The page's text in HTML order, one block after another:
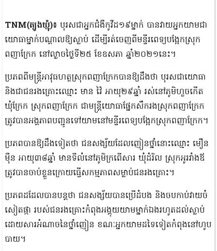
TNM(ត្បូងឃ្មុំ)៖ បុរសជាអ្នកជំងឺកូវីដ១៩ម្នាក់ បានវាយអ្នកយាមជា
យោធាម្នាក់បណ្តាលឱ្យស្លាប់ ដើម្បីរត់ចេញពីមន្ទីរពេទ្យបង្អែកស្រុក
ពញាក្រែក នៅល្ងាចថ្ងៃទី២៥ ខែឧសភា ឆ្នាំ២០២១នេះ។
ប្រភពពីមន្រ្តីអាវុធហត្ថស្រុកពញាក្រែកបានឱ្យដឹងថា បុរសជាយោធា
និងជាជនរងគ្រោះឈ្មោះ មាន វ៉ៃ អាយុ២៩ឆ្នាំ រស់នៅភូមិហួចកើត
ឃុំក្រែក ស្រុកពញាក្រែក ជាមន្រ្តីយោធាផ្នែកសឹករងស្រុកពញាក្រែក
ត្រូវបានអង្គភាពបញ្ជូនទៅយាមនៅមន្ទីរពេទ្យបង្អែកស្រុកពញាក្រែក។
ប្រភពបានឱ្យដឹងទៀតថា ជនសង្ស័យដែលញៀនថ្នាំនោះឈ្មោះ មឿន
ម៉ឺន អាយុ៣៨ឆ្នាំ មានទីលំនៅភូមិក្រពើសារ ឃុំដំរិល ស្រុកអូររាំងឪ
ត្រូវបានចាប់ខ្លួនក្រោយធ្វើសកម្មភាពសម្លាប់ជនរងគ្រោះ។
ប្រភពដដែលបានបន្តថា ជនសង្ស័យបានប្រើដំបង និងចបកាប់វាយចំ
សៀតផ្កា របស់ជនរងគ្រោះកំពុងអង្គុយយាមម្នាក់ឯងរហូតដល់ស្លាប់
ដោយសារអំណាចនៃថ្នាំញៀន ខណៈអ្នកយាមដទៃទៀតកំពុងនៅហូប
បាយ។